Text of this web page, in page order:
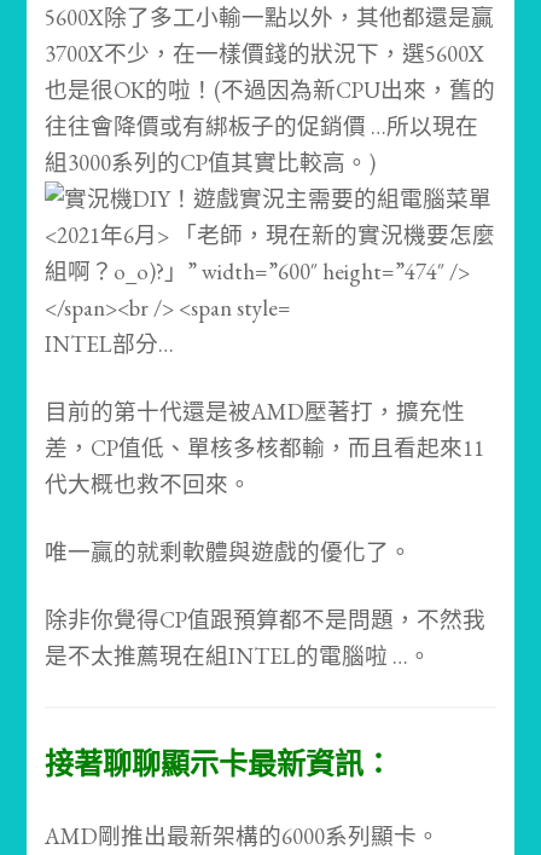
5600X除了多工小輸一點以外，其他都還是贏
3700X不少，在一樣價錢的狀況下，選5600X
也是很OK的啦！(不過因為新CPU出來，舊的
往往會降價或有綁板子的促銷價 …所以現在
組3000系列的CP值其實比較高。)
INTEL部分…
目前的第十代還是被AMD壓著打，擴充性
差，CP值低、單核多核都輸，而且看起來11
代大概也救不回來。
唯一贏的就剩軟體與遊戲的優化了。
除非你覺得CP值跟預算都不是問題，不然我
是不太推薦現在組INTEL的電腦啦 …。
接著聊聊顯示卡最新資訊：
AMD剛推出最新架構的6000系列顯卡。